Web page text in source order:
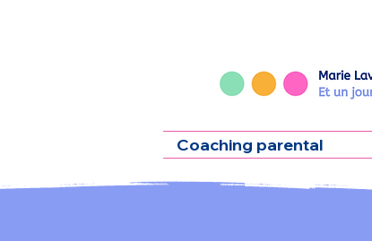
Coaching parental